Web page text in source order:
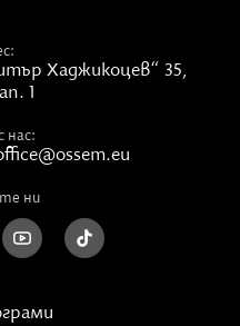
Хаджикоцев“ 35,
1
нас:
ни